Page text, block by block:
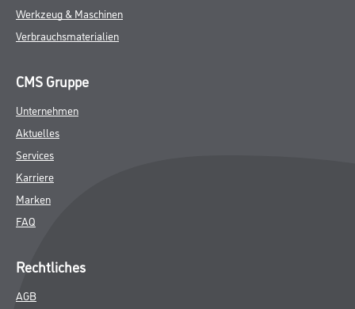
Werkzeug & Maschinen
Verbrauchsmaterialien
CMS Gruppe
Unternehmen
Aktuelles
Services
Karriere
Marken
FAQ
Rechtliches
AGB